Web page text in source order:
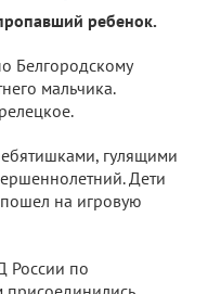
ребенок.
Белгородскому
мальчика.
гулящими
Дети
пошел на игровую
России по